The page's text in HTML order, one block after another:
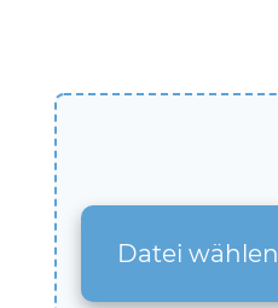
Datei wählen